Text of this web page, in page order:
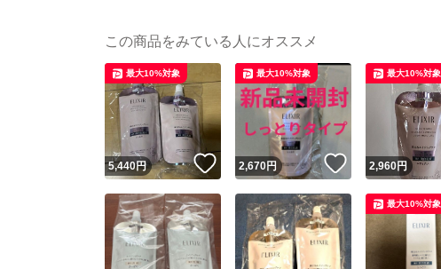
この商品をみている人にオススメ
5,440円 いいね！
最大10%対象
2,670円 いいね！
最大10%対象
2,960円
最大10%対象
最大10%対象